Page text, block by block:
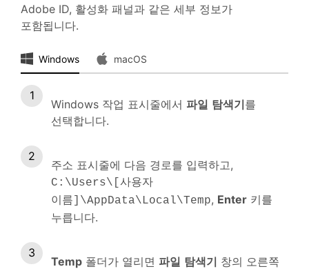
Adobe ID, 활성화 패널과 같은 세부 정보가
포함됩니다.
Windows macOS
Windows 작업 표시줄에서 파일 탐색기를
선택합니다.
주소 표시줄에 다음 경로를 입력하고,
C:\Users\[사용자
이름]\AppData\Local\Temp, Enter 키를
누릅니다.
Temp 폴더가 열리면 파일 탐색기 창의 오른쪽